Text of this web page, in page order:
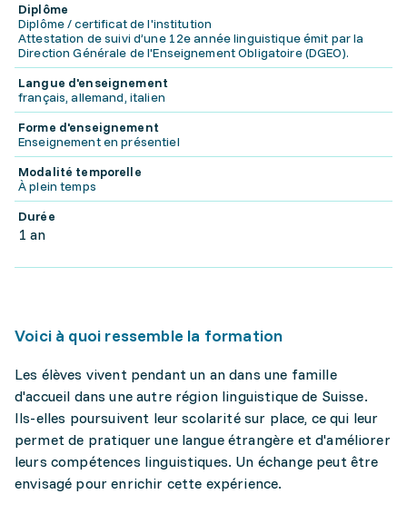
Diplôme
Diplôme / certificat de l'institution
Attestation de suivi d’une 12e année linguistique émit par la
Direction Générale de l'Enseignement Obligatoire (DGEO).
Langue d'enseignement
français, allemand, italien
Forme d'enseignement
Enseignement en présentiel
Modalité temporelle
À plein temps
Durée
1 an
Voici à quoi ressemble la formation
Les élèves vivent pendant un an dans une famille
d'accueil dans une autre région linguistique de Suisse.
Ils-elles poursuivent leur scolarité sur place, ce qui leur
permet de pratiquer une langue étrangère et d'améliorer
leurs compétences linguistiques. Un échange peut être
envisagé pour enrichir cette expérience.